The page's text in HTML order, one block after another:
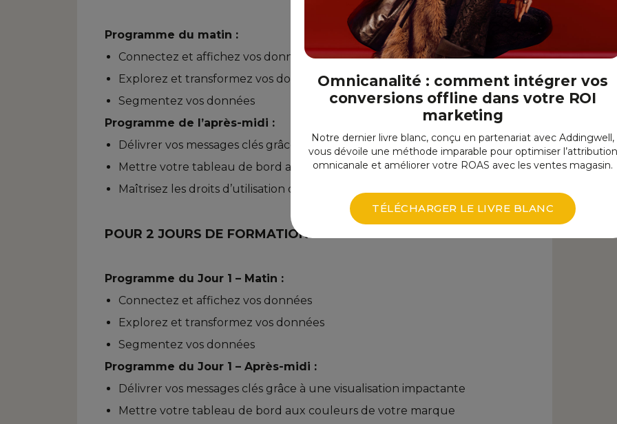
Programme du matin :
Connectez et affichez vos données
Explorez et transformez vos données
Segmentez vos données
Programme de l’après-midi :
Délivrer vos messages clés grâce à une visualisation impactante
Mettre votre tableau de bord aux couleurs de votre marque
Maîtrisez les droits d’utilisation de votre tableau de bord
POUR 2 JOURS DE FORMATION
Programme du Jour 1 – Matin :
Connectez et affichez vos données
Explorez et transformez vos données
Segmentez vos données
Programme du Jour 1 – Après-midi :
Délivrer vos messages clés grâce à une visualisation impactante
Mettre votre tableau de bord aux couleurs de votre marque
Omnicanalité : comment intégrer vos
conversions offline dans votre ROI
marketing
Notre dernier livre blanc, conçu en partenariat avec Addingwell,
vous dévoile une méthode imparable pour optimiser l’attribution
omnicanale et améliorer votre ROAS avec les ventes magasin.
TÉLÉCHARGER LE LIVRE BLANC